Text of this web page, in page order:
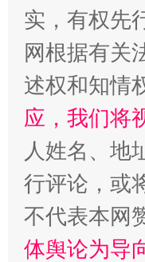
实，有权先
网根据有关
述权和知情
应，我们将
人姓名、地
行评论，或
不代表本网
体舆论为导